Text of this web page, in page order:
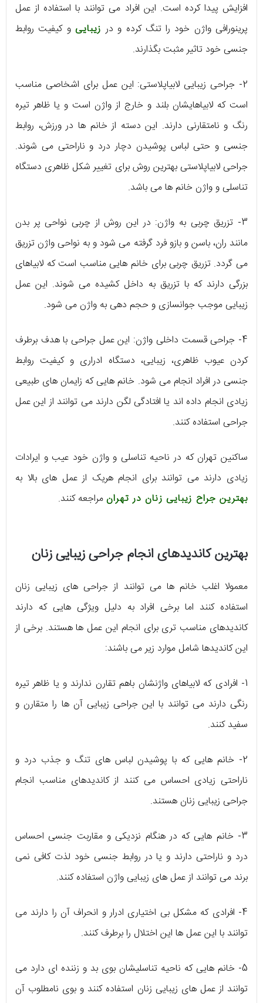
افزایش پیدا کرده است. این افراد می توانند با استفاده از عمل
پرینورافی واژن خود را تنگ کرده و در زیبایی و کیفیت روابط
جنسی خود تاثیر مثبت بگذارند.
2- جراحی زیبایی لابیاپلاستی: این عمل برای اشخاصی مناسب
است که لابیاهایشان بلند و خارج از واژن است و یا ظاهر تیره
رنگ و نامتقارنی دارند. این دسته از خانم ها در ورزش، روابط
جنسی و حتی لباس پوشیدن دچار درد و ناراحتی می شوند.
جراحی لابیاپلاستی بهترین روش برای تغییر شکل ظاهری دستگاه
تناسلی و واژن خانم ها می باشد.
3- تزریق چربی به واژن: در این روش از چربی نواحی پر بدن
مانند ران، باسن و بازو فرد گرفته می شود و به نواحی واژن تزریق
می گردد. تزریق چربی برای خانم هایی مناسب است که لابیاهای
بزرگی دارند که با تزریق به داخل کشیده می شوند. این عمل
زیبایی موجب جوانسازی و حجم دهی به واژن می شود.
4- جراحی قسمت داخلی واژن: این عمل جراحی با هدف برطرف
کردن عیوب ظاهری، زیبایی، دستگاه ادراری و کیفیت روابط
جنسی در افراد انجام می شود. خانم هایی که زایمان های طبیعی
زیادی انجام داده اند یا افتادگی لگن دارند می توانند از این عمل
جراحی استفاده کنند.
ساکنین تهران که در ناحیه تناسلی و واژن خود عیب و ایرادات
زیادی دارند می توانند برای انجام هریک از عمل های بالا به
بهترین جراح زیبایی زنان در تهرانمراجعه کنند.
بهترین کاندیدهای انجام جراحی زیبایی زنان
معمولا اغلب خانم ها می توانند از جراحی های زیبایی زنان
استفاده کنند اما برخی افراد به دلیل ویژگی هایی که دارند
کاندیدهای مناسب تری برای انجام این عمل ها هستند. برخی از
این کاندیدها شامل موارد زیر می باشند:
1- افرادی که لابیاهای واژنشان باهم تقارن ندارند و یا ظاهر تیره
رنگی دارند می توانند با این جراحی زیبایی آن ها را متقارن و
سفید کنند.
2- خانم هایی که با پوشیدن لباس های تنگ و جذب درد و
ناراحتی زیادی احساس می کنند از کاندیدهای مناسب انجام
جراحی زیبایی زنان هستند.
3- خانم هایی که در هنگام نزدیکی و مقاربت جنسی احساس
درد و ناراحتی دارند و یا در روابط جنسی خود لذت کافی نمی
برند می توانند از عمل های زیبایی واژن استفاده کنند.
4- افرادی که مشکل بی اختیاری ادرار و انحراف آن را دارند می
توانند با این عمل ها این اختلال را برطرف کنند.
5- خانم هایی که ناحیه تناسلیشان بوی بد و زننده ای دارد می
توانند از عمل های زیبایی زنان استفاده کنند و بوی نامطلوب آن